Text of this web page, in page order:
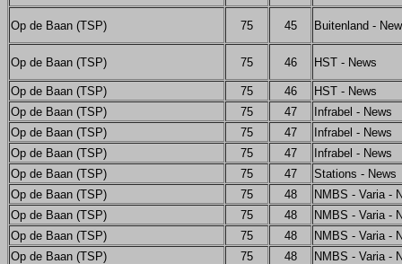
Op de Baan (TSP) 75 45 Buitenland -
Op de Baan (TSP) 75 46 HST - News
Op de Baan (TSP) 75 46
HST - News
Op de Baan (TSP)
75 47
Infrabel - News
Op de Baan (TSP)
75 47
Infrabel - News
Op de Baan (TSP)
75 47
Infrabel - News
Op de Baan (TSP)
75 47
Stations - News
Op de Baan (TSP)
75 48
NMBS - Varia -
Op de Baan (TSP)
75 48
NMBS - Varia -
Op de Baan (TSP)
75 48
NMBS - Varia -
Op de Baan (TSP)
75 48
NMBS - Varia -